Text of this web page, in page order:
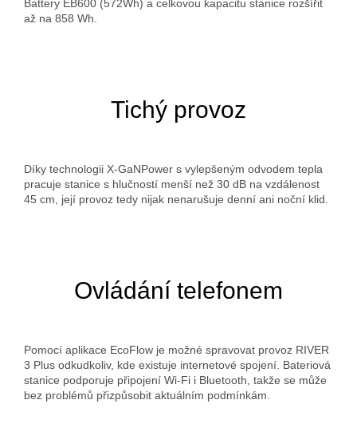
Battery EB600 (572Wh) a celkovou kapacitu stanice rozšířit
až na 858 Wh.
Tichý provoz
Díky technologii X-GaNPower s vylepšeným odvodem tepla
pracuje stanice s hlučností menší než 30 dB na vzdálenost
45 cm, její provoz tedy nijak nenarušuje denní ani noční klid.
Ovládání telefonem
Pomocí aplikace EcoFlow je možné spravovat provoz RIVER
3 Plus odkudkoliv, kde existuje internetové spojení. Bateriová
stanice podporuje připojení Wi-Fi i Bluetooth, takže se může
bez problémů přizpůsobit aktuálním podmínkám.